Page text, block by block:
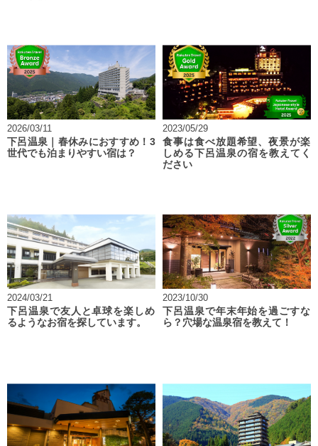
2026/03/11
下呂温泉｜春休みにおすすめ！3
世代でも泊まりやすい宿は？
2023/05/29
食事は食べ放題希望、夜景が楽
しめる下呂温泉の宿を教えてく
ださい
2024/03/21
下呂温泉で友人と卓球を楽しめ
るようなお宿を探しています。
2023/10/30
下呂温泉で年末年始を過ごすな
ら？穴場な温泉宿を教えて！